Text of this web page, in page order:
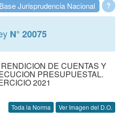
?
Jurisprudencia Nacional
N° 20075
DE CUENTAS Y
PRESUPUESTAL.
2021
Toda la Norma Ver Imagen del D.O.